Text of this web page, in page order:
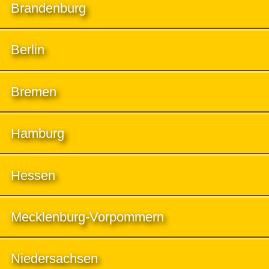
Brandenburg
Berlin
Bremen
Hamburg
Hessen
Mecklenburg-Vorpommern
Niedersachsen